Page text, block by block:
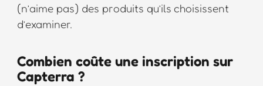
(n’aime pas) des produits qu’ils choisissent
d’examiner.
Combien coûte une inscription sur
Capterra ?